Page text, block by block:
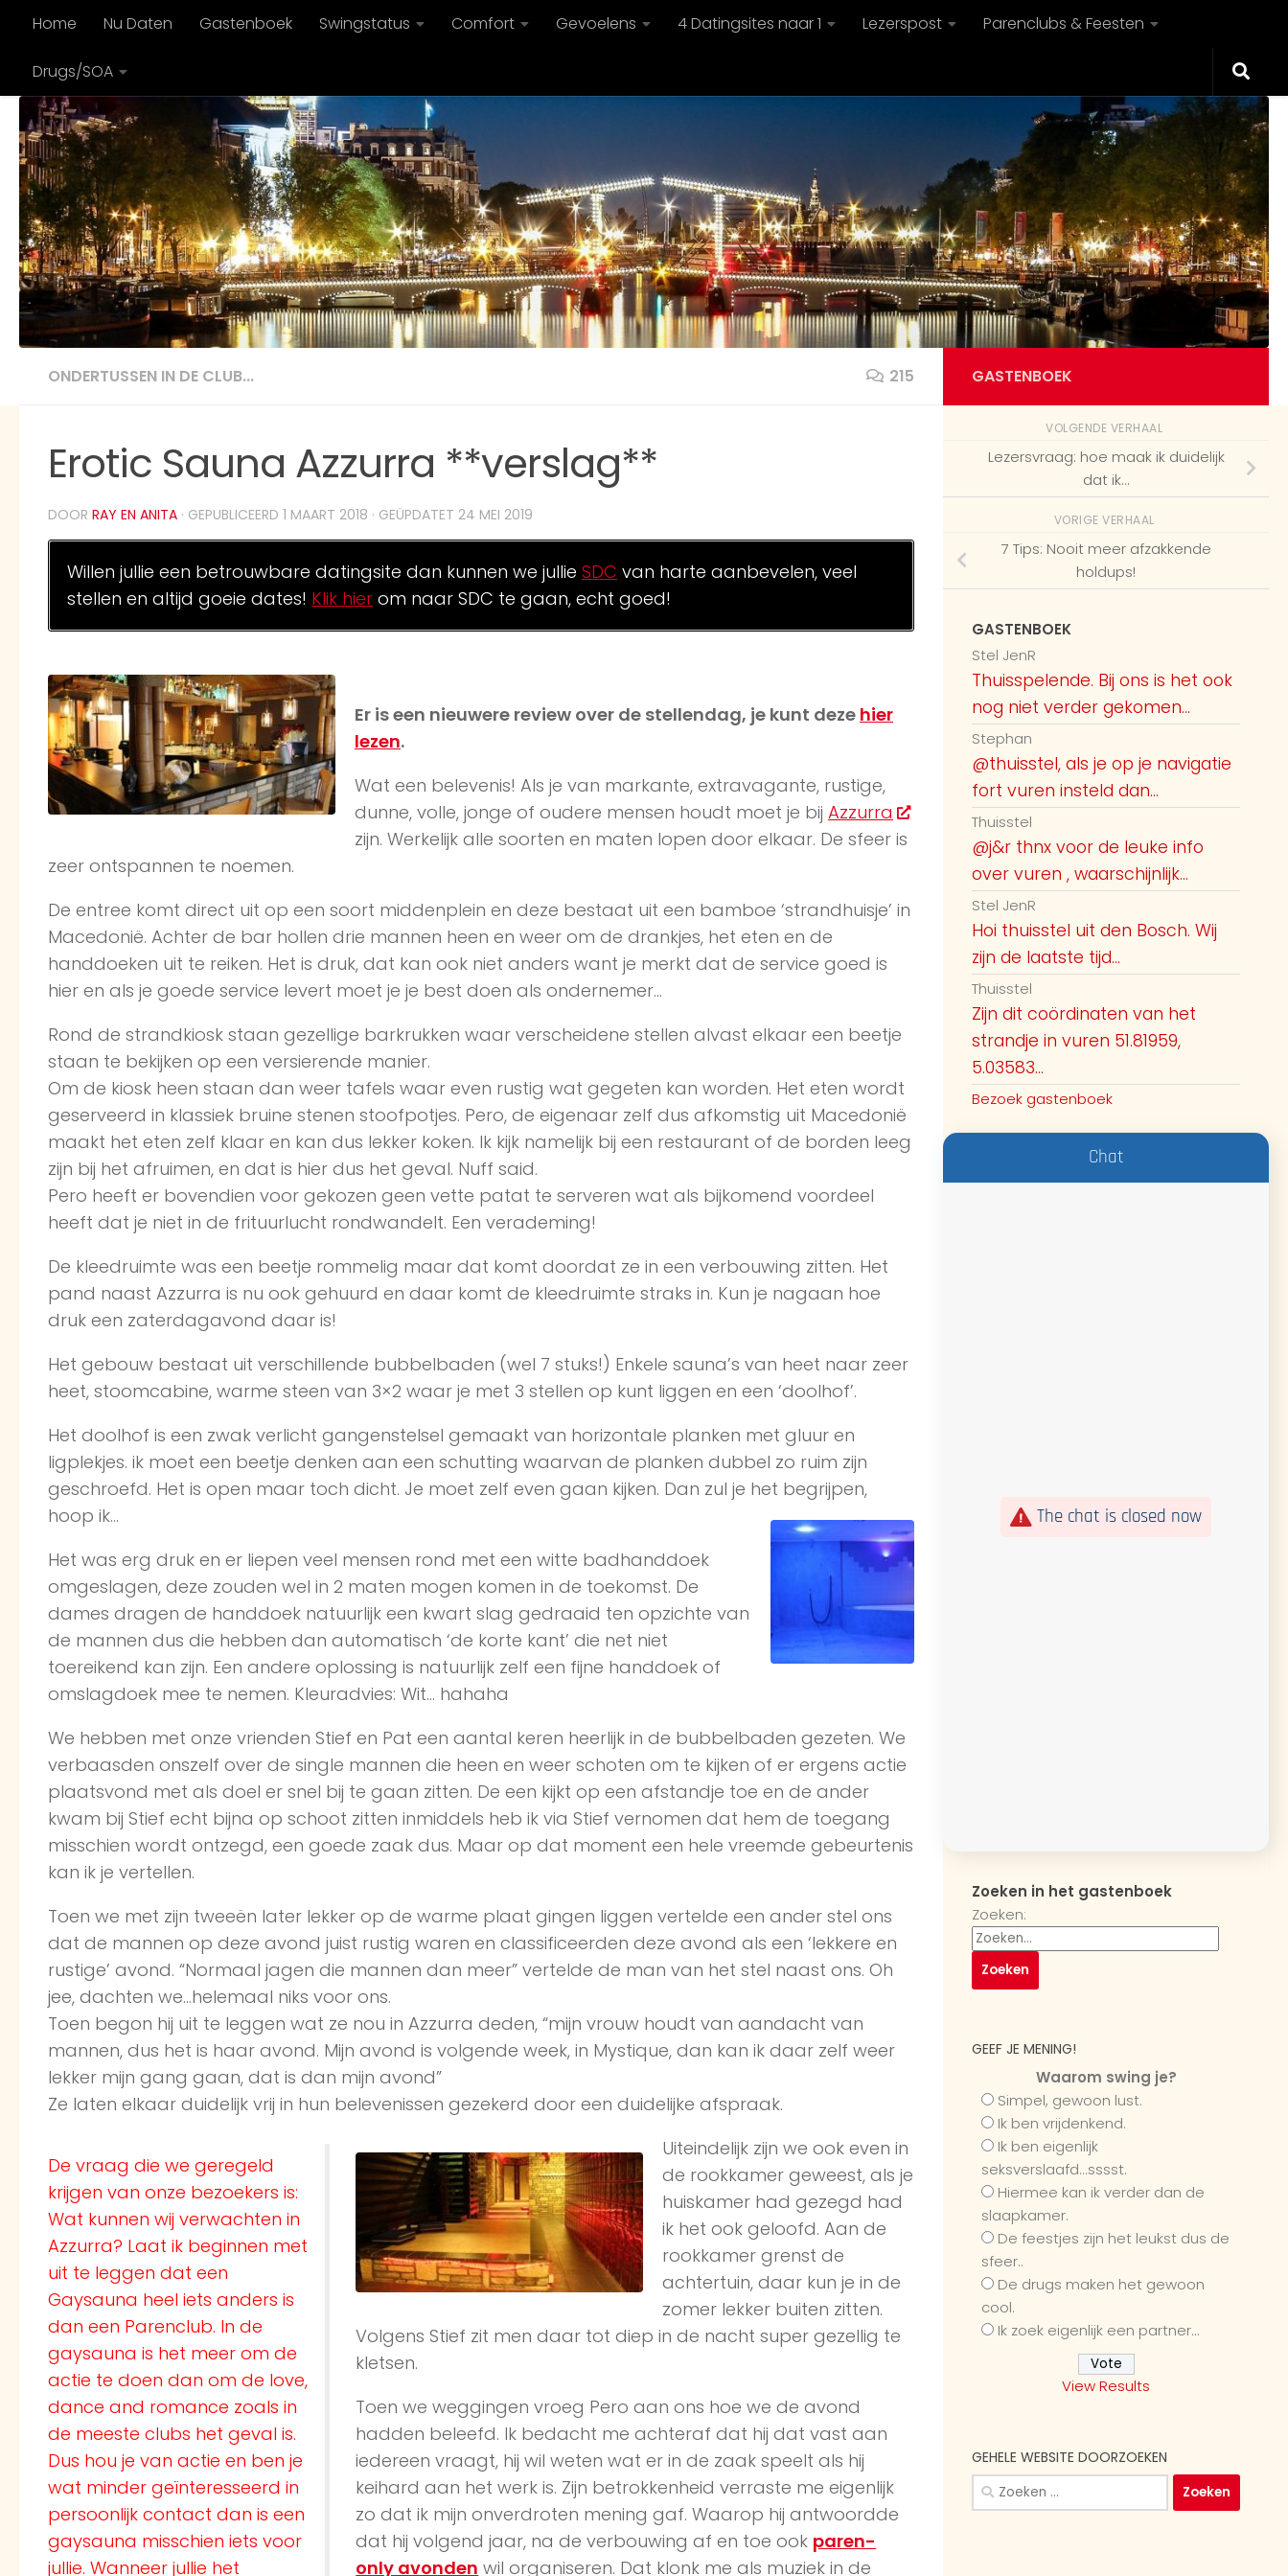
Doorgaan naar inhoud
Home Nu Daten Gastenboek Swingstatus Comfort Gevoelens 4 Datingsites naar 1 Lezerspost Parenclubs & Feesten
Drugs/SOA
ONDERTUSSEN IN DE CLUB... 215
Erotic Sauna Azzurra **verslag**
DOOR RAY EN ANITA · GEPUBLICEERD 1 MAART 2018 · GEÜPDATET 24 MEI 2019
Willen jullie een betrouwbare datingsite dan kunnen we jullie SDC van harte aanbevelen, veel
stellen en altijd goeie dates! Klik hier om naar SDC te gaan, echt goed!
Er is een nieuwere review over de stellendag, je kunt deze hier
lezen.
Wat een belevenis! Als je van markante, extravagante, rustige,
dunne, volle, jonge of oudere mensen houdt moet je bij Azzurra
zijn. Werkelijk alle soorten en maten lopen door elkaar. De sfeer is
zeer ontspannen te noemen.
De entree komt direct uit op een soort middenplein en deze bestaat uit een bamboe ‘strandhuisje’ in
Macedonië. Achter de bar hollen drie mannen heen en weer om de drankjes, het eten en de
handdoeken uit te reiken. Het is druk, dat kan ook niet anders want je merkt dat de service goed is
hier en als je goede service levert moet je je best doen als ondernemer…
Rond de strandkiosk staan gezellige barkrukken waar verscheidene stellen alvast elkaar een beetje
staan te bekijken op een versierende manier.
Om de kiosk heen staan dan weer tafels waar even rustig wat gegeten kan worden. Het eten wordt
geserveerd in klassiek bruine stenen stoofpotjes. Pero, de eigenaar zelf dus afkomstig uit Macedonië
maakt het eten zelf klaar en kan dus lekker koken. Ik kijk namelijk bij een restaurant of de borden leeg
zijn bij het afruimen, en dat is hier dus het geval. Nuff said.
Pero heeft er bovendien voor gekozen geen vette patat te serveren wat als bijkomend voordeel
heeft dat je niet in de frituurlucht rondwandelt. Een verademing!
De kleedruimte was een beetje rommelig maar dat komt doordat ze in een verbouwing zitten. Het
pand naast Azzurra is nu ook gehuurd en daar komt de kleedruimte straks in. Kun je nagaan hoe
druk een zaterdagavond daar is!
Het gebouw bestaat uit verschillende bubbelbaden (wel 7 stuks!) Enkele sauna’s van heet naar zeer
heet, stoomcabine, warme steen van 3×2 waar je met 3 stellen op kunt liggen en een ‘doolhof’.
Het doolhof is een zwak verlicht gangenstelsel gemaakt van horizontale planken met gluur en
ligplekjes. ik moet een beetje denken aan een schutting waarvan de planken dubbel zo ruim zijn
geschroefd. Het is open maar toch dicht. Je moet zelf even gaan kijken. Dan zul je het begrijpen,
hoop ik…
Het was erg druk en er liepen veel mensen rond met een witte badhanddoek
omgeslagen, deze zouden wel in 2 maten mogen komen in de toekomst. De
dames dragen de handdoek natuurlijk een kwart slag gedraaid ten opzichte van
de mannen dus die hebben dan automatisch ‘de korte kant’ die net niet
toereikend kan zijn. Een andere oplossing is natuurlijk zelf een fijne handdoek of
omslagdoek mee te nemen. Kleuradvies: Wit… hahaha
We hebben met onze vrienden Stief en Pat een aantal keren heerlijk in de bubbelbaden gezeten. We
verbaasden onszelf over de single mannen die heen en weer schoten om te kijken of er ergens actie
plaatsvond met als doel er snel bij te gaan zitten. De een kijkt op een afstandje toe en de ander
kwam bij Stief echt bijna op schoot zitten inmiddels heb ik via Stief vernomen dat hem de toegang
misschien wordt ontzegd, een goede zaak dus. Maar op dat moment een hele vreemde gebeurtenis
kan ik je vertellen.
Toen we met zijn tweeën later lekker op de warme plaat gingen liggen vertelde een ander stel ons
dat de mannen op deze avond juist rustig waren en classificeerden deze avond als een ‘lekkere en
rustige’ avond. “Normaal jagen die mannen dan meer” vertelde de man van het stel naast ons. Oh
jee, dachten we…helemaal niks voor ons.
Toen begon hij uit te leggen wat ze nou in Azzurra deden, “mijn vrouw houdt van aandacht van
mannen, dus het is haar avond. Mijn avond is volgende week, in Mystique, dan kan ik daar zelf weer
lekker mijn gang gaan, dat is dan mijn avond”
Ze laten elkaar duidelijk vrij in hun belevenissen gezekerd door een duidelijke afspraak.
De vraag die we geregeld
krijgen van onze bezoekers is:
Wat kunnen wij verwachten in
Azzurra? Laat ik beginnen met
uit te leggen dat een
Gaysauna heel iets anders is
dan een Parenclub. In de
gaysauna is het meer om de
actie te doen dan om de love,
dance and romance zoals in
de meeste clubs het geval is.
Dus hou je van actie en ben je
wat minder geïnteresseerd in
persoonlijk contact dan is een
gaysauna misschien iets voor
jullie. Wanneer jullie het
Uiteindelijk zijn we ook even in
de rookkamer geweest, als je
huiskamer had gezegd had
ik het ook geloofd. Aan de
rookkamer grenst de
achtertuin, daar kun je in de
zomer lekker buiten zitten.
Volgens Stief zit men daar tot diep in de nacht super gezellig te
kletsen.
Toen we weggingen vroeg Pero aan ons hoe we de avond
hadden beleefd. Ik bedacht me achteraf dat hij dat vast aan
iedereen vraagt, hij wil weten wat er in de zaak speelt als hij
keihard aan het werk is. Zijn betrokkenheid verraste me eigenlijk
zo dat ik mijn onverdroten mening gaf. Waarop hij antwoordde
dat hij volgend jaar, na de verbouwing af en toe ook paren-
only avonden wil organiseren. Dat klonk me als muziek in de
GASTENBOEK
VOLGENDE VERHAAL
Lezersvraag: hoe maak ik duidelijk
dat ik…
VORIGE VERHAAL
7 Tips: Nooit meer afzakkende
holdups!
GASTENBOEK
Stel JenR
Thuisspelende. Bij ons is het ook
nog niet verder gekomen...
Stephan
@thuisstel, als je op je navigatie
fort vuren insteld dan...
Thuisstel
@j&r thnx voor de leuke info
over vuren , waarschijnlijk...
Stel JenR
Hoi thuisstel uit den Bosch. Wij
zijn de laatste tijd...
Thuisstel
Zijn dit coördinaten van het
strandje in vuren 51.81959,
5.03583...
Bezoek gastenboek
Chat
The chat is closed now
Zoeken in het gastenboek
Zoeken:
GEEF JE MENING!
Waarom swing je?
Simpel, gewoon lust.
Ik ben vrijdenkend.
Ik ben eigenlijk
seksverslaafd...sssst.
Hiermee kan ik verder dan de
slaapkamer.
De feestjes zijn het leukst dus de
sfeer..
De drugs maken het gewoon
cool.
Ik zoek eigenlijk een partner...
View Results
GEHELE WEBSITE DOORZOEKEN
Zoeken
naar: